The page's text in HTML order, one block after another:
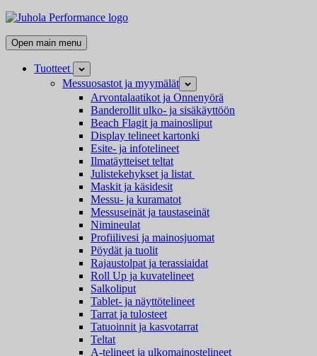
Skip
content
Juhola
Kaikki
messutuotteet
mainostarvikkeet
Open main menu
Tuotteet
Open
child
menu
Messuosastot ja myymälät Open
child
menu
Arvontalaatikot ja Onnenyörä
Banderollit ulko- ja sisäkäyttöön
Beach Flagit ja mainosliput
Display telineet kartonki
Esite- ja infotelineet
Ilmatäytteiset teltat
Julistekehykset ja listat
Maskit ja käsidesit
Messu- ja kuramatot
Messuseinät ja taustaseinät
Nimineulat
Profiilivesi ja mainosjuomat
Pöydät ja tuolit
Rajaustolpat ja terassiaidat
Roll Up ja kuvatelineet
Salkoliput
Tablet- ja näyttötelineet
Tarrat ja tulosteet
Tatuoinnit ja kasvotarrat
Teltat
A-telineet ja ulkomainostelineet